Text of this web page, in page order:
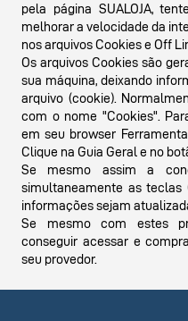
pela página SUALOJA,
melhorar a velocidade da
nos arquivos Cookies e Off
Os arquivos Cookies são
sua máquina, deixando
arquivo (cookie).
com o nome "Cookies".
em seu browser
Clique na Guia Geral e no
Se mesmo assim a
simultaneamente as teclas
informações sejam
Se mesmo com estes
conseguir acessar e
seu provedor.